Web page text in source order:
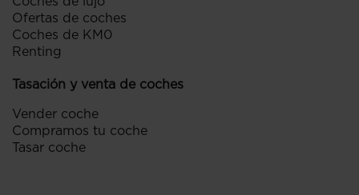
Ofertas de coches
Coches de KM0
Renting
Tasación y venta de coches
Vender coche
Compramos tu coche
Tasar coche